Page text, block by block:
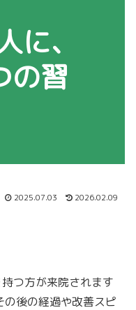
に、
の習
2025.07.03 2026.02.09
つ方が来院されます
後の経過や改善スピ